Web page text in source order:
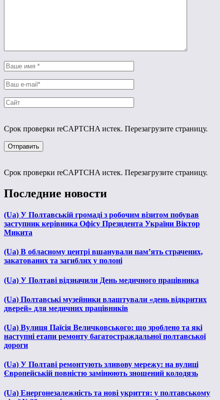
Срок проверки reCAPTCHA истек. Перезагрузите страницу.
Срок проверки reCAPTCHA истек. Перезагрузите страницу.
Последние новости
(Ua) У Полтавській громаді з робочим візитом побував
заступник керівника Офісу Президента України Віктор
Микита
(Ua) В обласному центрі вшанували пам’ять страчених,
закатованих та загиблих у полоні
(Ua) У Полтаві відзначили День медичного працівника
(Ua) Полтавські музейники влаштували «день відкритих
дверей» для медичних працівників
(Ua) Вулиця Паїсія Величковського: що зроблено та які
наступні етапи ремонту багатостраждальної полтавської
дороги
(Ua) У Полтаві ремонтують зливову мережу: на вулиці
Європейській повністю замінюють зношений колодязь
(Ua) Енергонезалежність та нові укриття: у полтавському